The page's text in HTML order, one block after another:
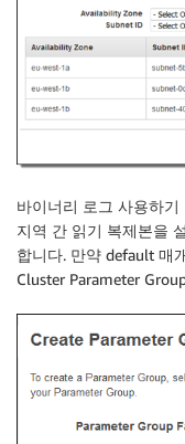
바이너리 로그 사용하기
지역 간 읽기 복제본을
합니다. 만약 default 매
Cluster Parameter